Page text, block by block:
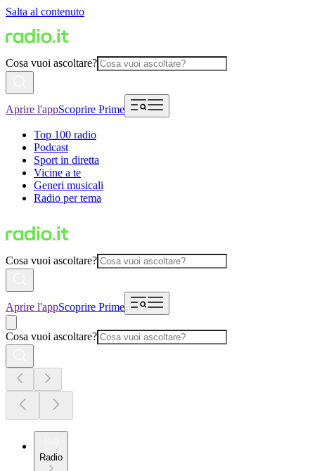
Salta al contenuto
Cosa vuoi ascoltare?
Aprire l'appScoprire Prime
Top 100 radio
Podcast
Sport in diretta
Vicine a te
Generi musicali
Radio per tema
Cosa vuoi ascoltare?
Aprire l'appScoprire Prime
Cosa vuoi ascoltare?
Radio